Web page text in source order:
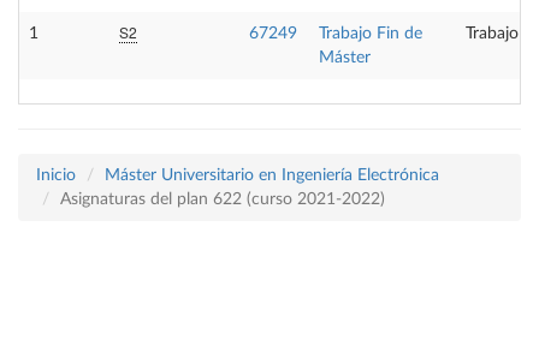
1 S2 67249
Trabajo Fin de
Máster
Trabajo
Inicio
Máster Universitario en Ingeniería Electrónica
Asignaturas del plan 622 (curso 2021-2022)